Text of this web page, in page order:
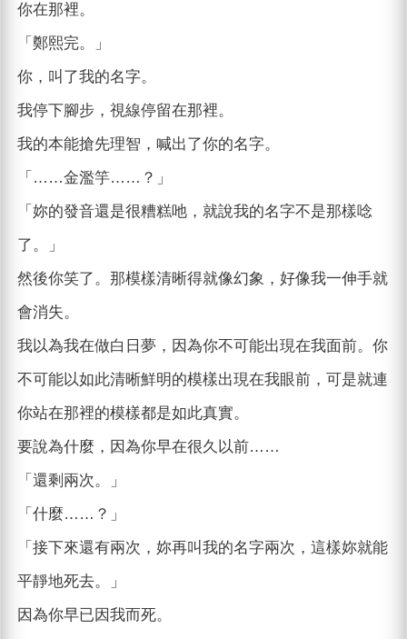
你在那裡。
「鄭熙完。」
你，叫了我的名字。
我停下腳步，視線停留在那裡。
我的本能搶先理智，喊出了你的名字。
「……金濫竽……？」
「妳的發音還是很糟糕吔，就說我的名字不是那樣唸
了。」
然後你笑了。那模樣清晰得就像幻象，好像我一伸手就
會消失。
我以為我在做白日夢，因為你不可能出現在我面前。你
不可能以如此清晰鮮明的模樣出現在我眼前，可是就連
你站在那裡的模樣都是如此真實。
要說為什麼，因為你早在很久以前……
「還剩兩次。」
「什麼……？」
「接下來還有兩次，妳再叫我的名字兩次，這樣妳就能
平靜地死去。」
因為你早已因我而死。